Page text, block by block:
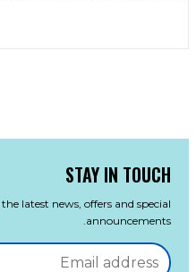
STAY IN TOUCH
latest news, offers and special
announcements.